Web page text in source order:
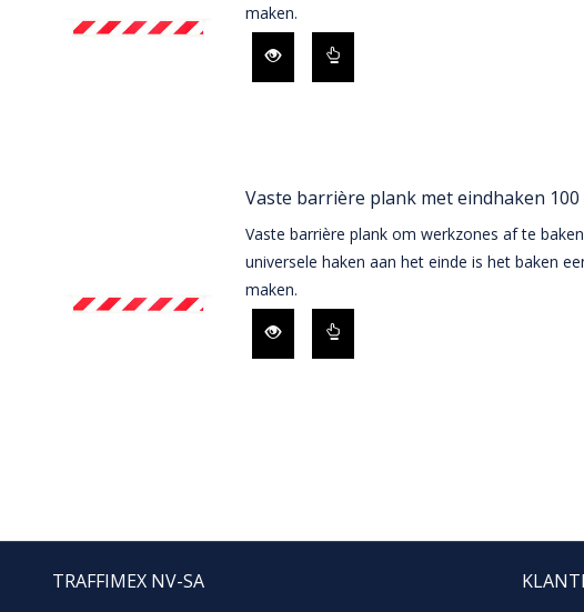
maken.
Vaste barrière plank met eindhaken 100
Vaste barrière plank om werkzones af te
universele haken aan het einde is het baken
maken.
TRAFFIMEX NV-SA